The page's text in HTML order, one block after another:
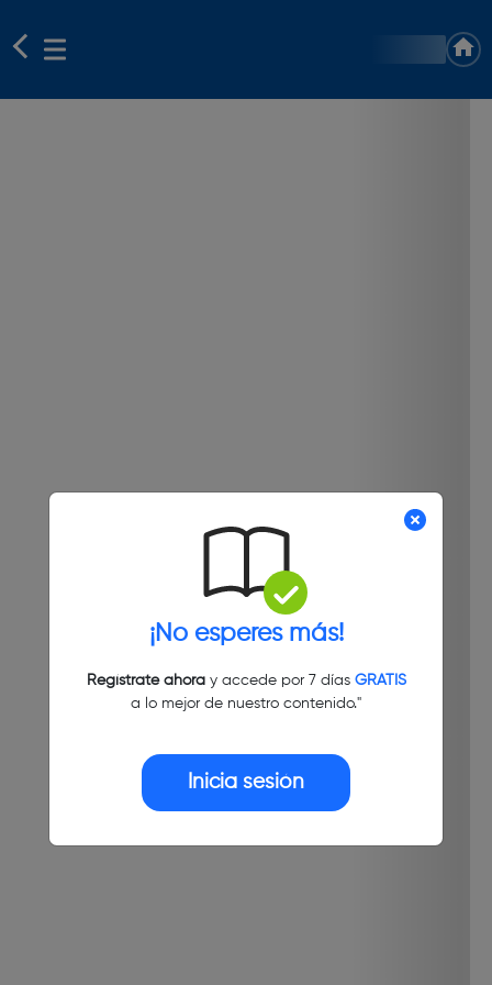
¡No esperes más!
Regístrate ahoray accede por 7 días GRATIS
a lo mejor de nuestro contenido."
Inicia sesión